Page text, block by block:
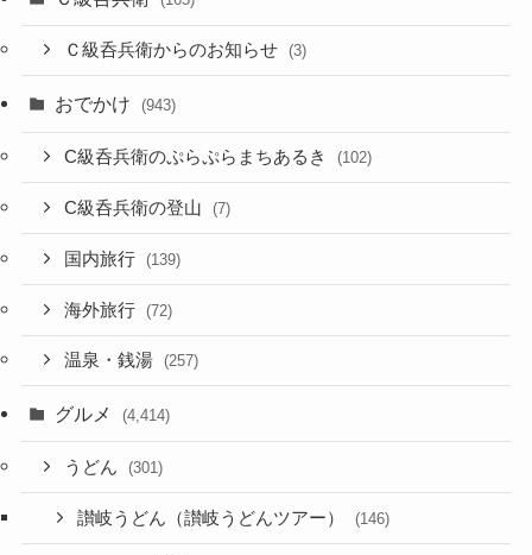
Ｃ級呑兵衛からのお知らせ (3)
おでかけ (943)
C級呑兵衛のぷらぷらまちあるき (102)
C級呑兵衛の登山 (7)
国内旅行 (139)
海外旅行 (72)
温泉・銭湯 (257)
グルメ (4,414)
うどん (301)
讃岐うどん（讃岐うどんツアー） (146)